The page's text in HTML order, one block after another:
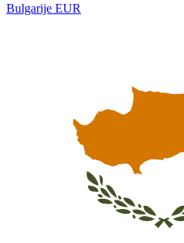
Bulgarije EUR